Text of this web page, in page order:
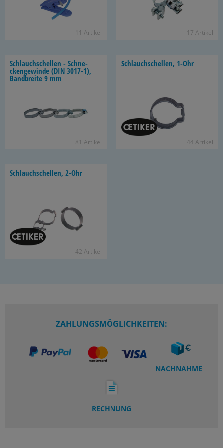
11 Ar­ti­kel 17 Ar­ti­kel
Schlauch­schel­len - Schne­
cken­ge­win­de (DIN 3017-​1),
Band­brei­te 9 mm
81 Ar­ti­kel
Schlauch­schel­len, 1-Ohr
44 Ar­ti­kel
Schlauch­schel­len, 2-Ohr
42 Ar­ti­kel
ZAHLUNGSMÖGLICHKEITEN:
NACHNAHME
RECHNUNG